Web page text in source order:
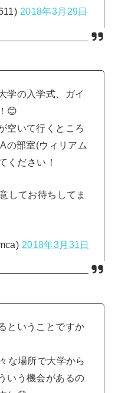
2018年3月29日
学の入学式、ガイ
😊
空いて行くところ
の部室(ウィリアム
ください！
してお待ちしてま
2018年3月31日
ということですか
な場所で大学から
いう機会があるの